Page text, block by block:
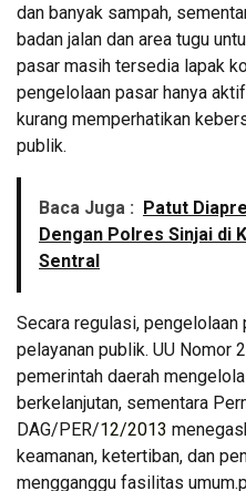
dan banyak sampah,
badan jalan dan area tugu
pasar masih tersedia lapak
pengelolaan pasar hanya
kurang memperhatikan
publik.
Baca Juga : Patut
Dengan Polres Sinjai di
Sentral
Secara regulasi, pengelolaan
pelayanan publik. UU Nomor
pemerintah daerah
berkelanjutan, sementara
DAG/PER/12/2013
keamanan, ketertiban, dan
mengganggu fasilitas umum.p